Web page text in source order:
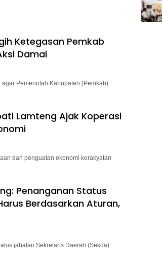
Ketegasan Pemkab
Damai
Pemerintah Kabupaten (Pemkab)
Lamteng Ajak Koperasi
dan penguatan ekonomi kerakyatan
Penanganan Status
Berdasarkan Aturan,
jabatan Sekretaris Daerah (Sekda)…